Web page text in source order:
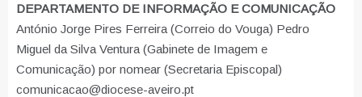
DEPARTAMENTO DE INFORMAÇÃO E COMUNICAÇÃO
António Jorge Pires Ferreira (Correio do Vouga) Pedro
Miguel da Silva Ventura (Gabinete de Imagem e
Comunicação) por nomear (Secretaria Episcopal)
comunicacao@diocese-aveiro.pt